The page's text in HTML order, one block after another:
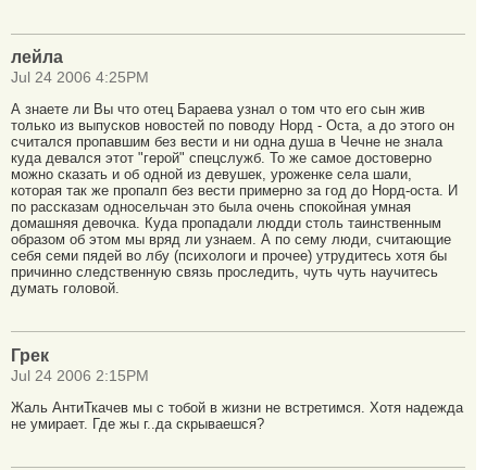
лейла
Jul 24 2006 4:25PM
А знаете ли Вы что отец Бараева узнал о том что его сын жив
только из выпусков новостей по поводу Норд - Оста, а до этого он
считался пропавшим без вести и ни одна душа в Чечне не знала
куда девался этот "герой" спецслужб. То же самое достоверно
можно сказать и об одной из девушек, уроженке села шали,
которая так же пропалп без вести примерно за год до Норд-оста. И
по рассказам односельчан это была очень спокойная умная
домашняя девочка. Куда пропадали людди столь таинственным
образом об этом мы вряд ли узнаем. А по сему люди, считающие
себя семи пядей во лбу (психологи и прочее) утрудитесь хотя бы
причинно следственную связь проследить, чуть чуть научитесь
думать головой.
Грек
Jul 24 2006 2:15PM
Жаль АнтиТкачев мы с тобой в жизни не встретимся. Хотя надежда
не умирает. Где жы г..да скрываешся?